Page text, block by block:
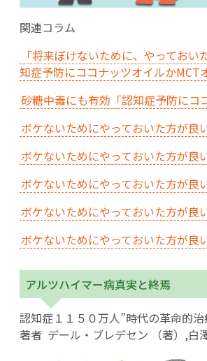
関連コラム
「将来ぼけないために、やってお
知症予防にココナッツオイルかMCT
砂糖中毒にも有効「認知症予防にコ
ボケないためにやっておいた方が
ボケないためにやっておいた方が
ボケないためにやっておいた方が
ボケないためにやっておいた方が
ボケないためにやっておいた方が良
アルツハイマー病真実と終焉
認知症１１５０万人”時代の革命的
著者 デール・ブレデセン （著）,白